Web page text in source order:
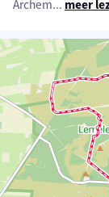
Archem... meer